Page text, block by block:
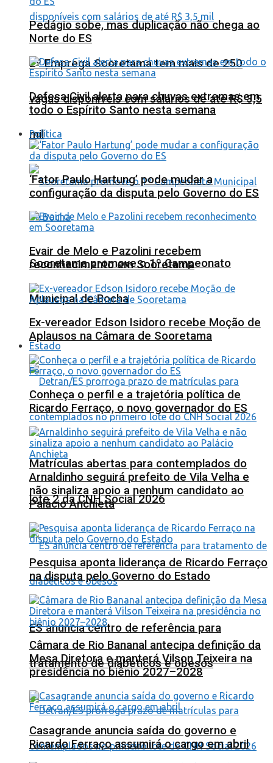
2º Emprega Sooretama tem mais de 250
vagas disponíveis com salários de até R$ 3,5
mil
Sooretama promove o 1º Campeonato
Municipal de Bocha
Estado
Matrículas abertas para contemplados do
lote 2 da CNH Social 2026
ES anuncia centro de referência para
tratamento de diabéticos e obesos
Pedágio sobe, mas duplicação não chega ao
Norte do ES
Defesa Civil alerta para chuvas extremas em
todo o Espírito Santo nesta semana
Política
‘Fator Paulo Hartung’ pode mudar a
configuração da disputa pelo Governo do ES
Evair de Melo e Pazolini recebem
reconhecimento em Sooretama
Ex-vereador Edson Isidoro recebe Moção de
Aplausos na Câmara de Sooretama
Conheça o perfil e a trajetória política de
Ricardo Ferraço, o novo governador do ES
Arnaldinho seguirá prefeito de Vila Velha e
não sinaliza apoio a nenhum candidato ao
Palácio Anchieta
Pesquisa aponta liderança de Ricardo Ferraço
na disputa pelo Governo do Estado
Câmara de Rio Bananal antecipa definição da
Mesa Diretora e manterá Vilson Teixeira na
presidência no biênio 2027–2028
Casagrande anuncia saída do governo e
Ricardo Ferraço assumirá o cargo em abril